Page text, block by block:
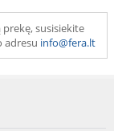
susisiekite
adresu info@fera.lt